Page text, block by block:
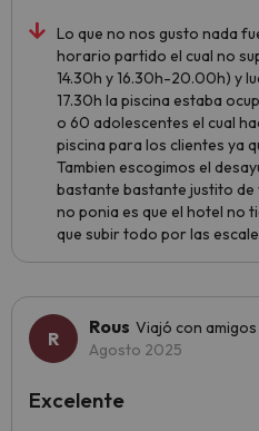
Lo que no nos gusto nada
horario partido el cual no
14.30h y 16.30h-20.00h) y
17.30h la piscina estaba
o 60 adolescentes el cual
piscina para los clientes ya
Tambien escogimos el
bastante bastante justito
no ponia es que el hotel no
que subir todo por las
Rous Viajó con amigos
Agosto 2025
Excelente